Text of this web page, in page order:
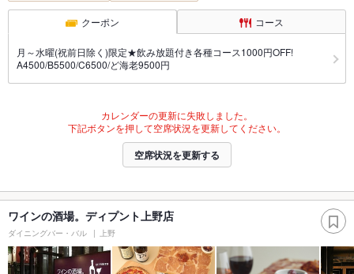
クーポン コース
月～水曜(祝前日除く)限定★飲み放題付き各種コース1000円OFF!
A4500/B5500/C6500/ど海老9500円
カレンダーの更新に失敗しました。
下記ボタンを押して空席状況を更新してください。
空席状況を更新する
ワインの酒場。ディプント上野店
ダイニングバー・バル 上野